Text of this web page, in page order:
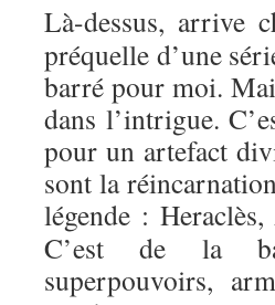
Là-dessus, arrive
préquelle d’une
barré pour moi.
dans l’intrigue.
pour un artefact
sont la
légende :
C’est de la
superpouvoirs,